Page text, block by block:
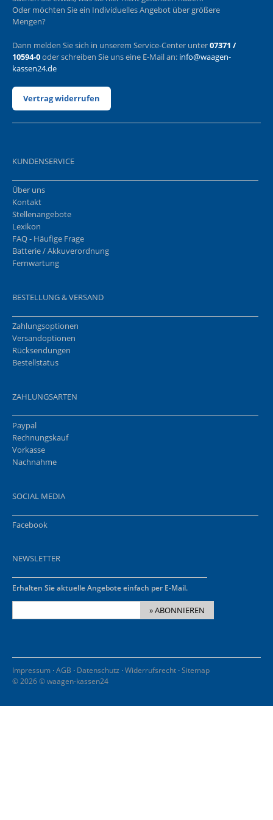
Oder möchten Sie ein Individuelles Angebot über größere
Mengen?
Dann melden Sie sich in unserem Service-Center unter07371 /
10594-0oder schreiben Sie uns eine E-Mail an: info@waagen-
kassen24.de
Vertrag widerrufen
KUNDENSERVICE
Über uns
Kontakt
Stellenangebote
Lexikon
FAQ - Häufige Frage
Batterie / Akkuverordnung
Fernwartung
BESTELLUNG & VERSAND
Zahlungsoptionen
Versandoptionen
Rücksendungen
Bestellstatus
ZAHLUNGSARTEN
Paypal
Rechnungskauf
Vorkasse
Nachnahme
SOCIAL MEDIA
Facebook
NEWSLETTER
Erhalten Sie aktuelle Angebote einfach per E-Mail.
» ABONNIEREN
Impressum ·AGB · Datenschutz ·Widerrufsrecht ·Sitemap
© 2026 © waagen-kassen24